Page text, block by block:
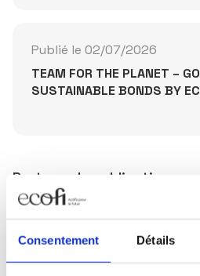
Consentement Détails
Publié le 02/07/2026
TEAM FOR THE PLANET –
SUSTAINABLE BONDS BY
Partager la publication